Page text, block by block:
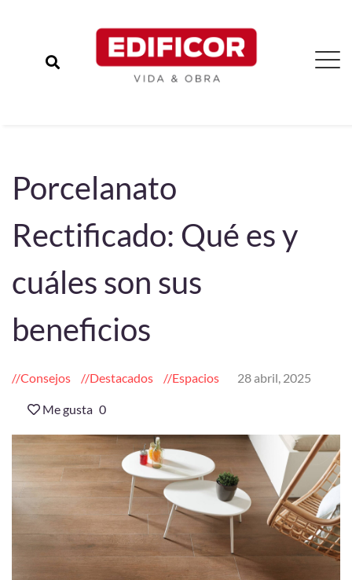
Porcelanato
Rectificado: Qué es y
cuáles son sus
beneficios
Consejos Destacados Espacios 28 abril, 2025
Me gusta 0